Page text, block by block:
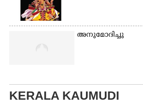
അനുമോദിച്ചു
KERALA KAUMUDI